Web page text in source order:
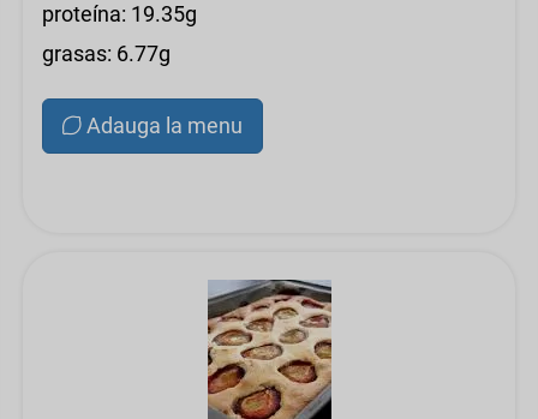
proteína: 19.35g
grasas: 6.77g
Adauga la menu